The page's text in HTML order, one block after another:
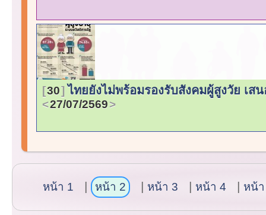
30 ไทยยังไม่พร้อมรองรับสังคมผู้สูงวัย เส
27/07/2569
หน้า 1 หน้า 2 หน้า 3 หน้า 4 หน้